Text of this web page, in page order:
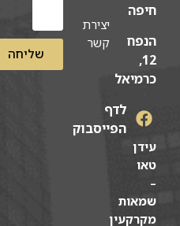
חיפה
הנפח
12,
כרמיאל
לדף
הפייסבוק
עידן
טאו
–
שמאות
מקרקעין
יצירת
קשר
שליחה